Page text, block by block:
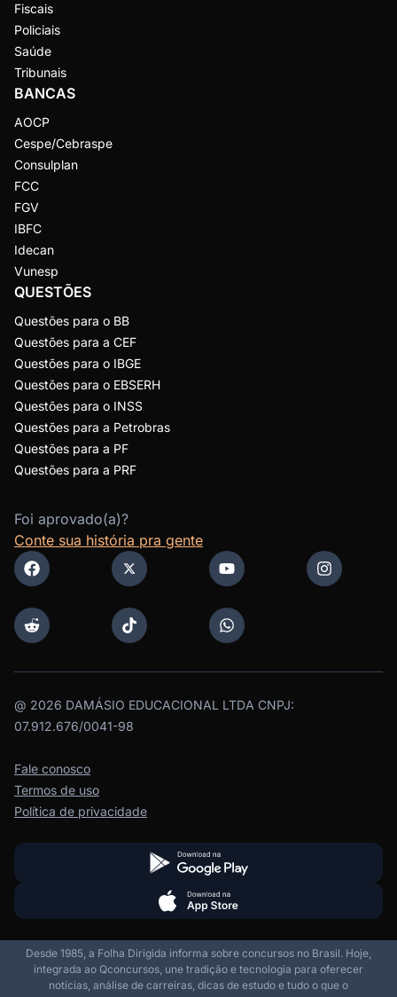
Fiscais
Policiais
Saúde
Tribunais
BANCAS
AOCP
Cespe/Cebraspe
Consulplan
FCC
FGV
IBFC
Idecan
Vunesp
QUESTÕES
Questões para o BB
Questões para a CEF
Questões para o IBGE
Questões para o EBSERH
Questões para o INSS
Questões para a Petrobras
Questões para a PF
Questões para a PRF
Foi aprovado(a)?
Conte sua história pra gente
@ 2026 DAMÁSIO EDUCACIONAL LTDA CNPJ:
07.912.676/0041-98
Fale conosco
Termos de uso
Política de privacidade
Desde 1985, a Folha Dirigida informa sobre concursos no Brasil. Hoje,
integrada ao Qconcursos, une tradição e tecnologia para oferecer
notícias, análise de carreiras, dicas de estudo e tudo o que o